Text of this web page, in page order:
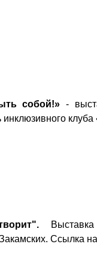
собой!» -
клуба
Выставка
Ссылка